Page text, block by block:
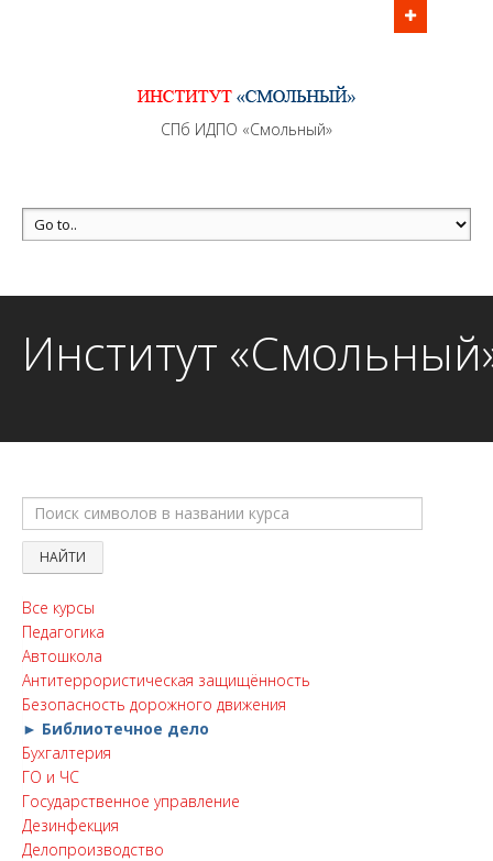
перерывов в рабочие дни с 9:00 до 21:00 МСК
MAX +7 (981) 190-30-30
mail@institutsmolnyj.ru
СПб ИДПО «Смольный»
Институт
Все курсы
Педагогика
Автошкола
Антитеррористическая защищённость
Безопасность дорожного движения
► Библиотечное дело
Бухгалтерия
ГО и ЧС
Государственное управление
Дезинфекция
Делопроизводство